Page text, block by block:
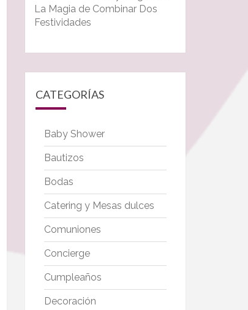
La Magia de Combinar Dos
Festividades
CATEGORÍAS
Baby Shower
Bautizos
Bodas
Catering y Mesas dulces
Comuniones
Concierge
Cumpleaños
Decoración